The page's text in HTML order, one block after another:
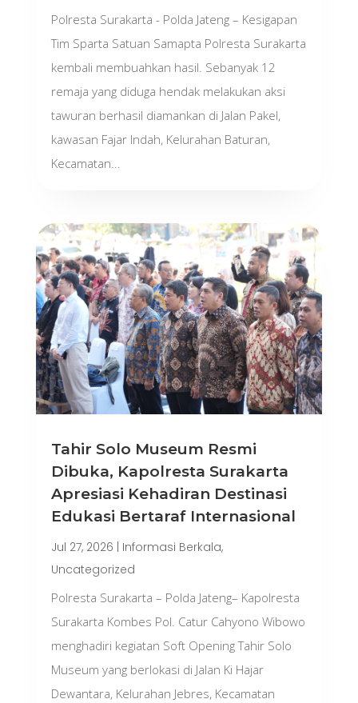
Polresta Surakarta - Polda Jateng – Kesigapan
Tim Sparta Satuan Samapta Polresta Surakarta
kembali membuahkan hasil. Sebanyak 12
remaja yang diduga hendak melakukan aksi
tawuran berhasil diamankan di Jalan Pakel,
kawasan Fajar Indah, Kelurahan Baturan,
Kecamatan...
Tahir Solo Museum Resmi
Dibuka, Kapolresta Surakarta
Apresiasi Kehadiran Destinasi
Edukasi Bertaraf Internasional
Jul 27, 2026 Informasi Berkala,
Uncategorized
Polresta Surakarta – Polda Jateng– Kapolresta
Surakarta Kombes Pol. Catur Cahyono Wibowo
menghadiri kegiatan Soft Opening Tahir Solo
Museum yang berlokasi di Jalan Ki Hajar
Dewantara, Kelurahan Jebres, Kecamatan